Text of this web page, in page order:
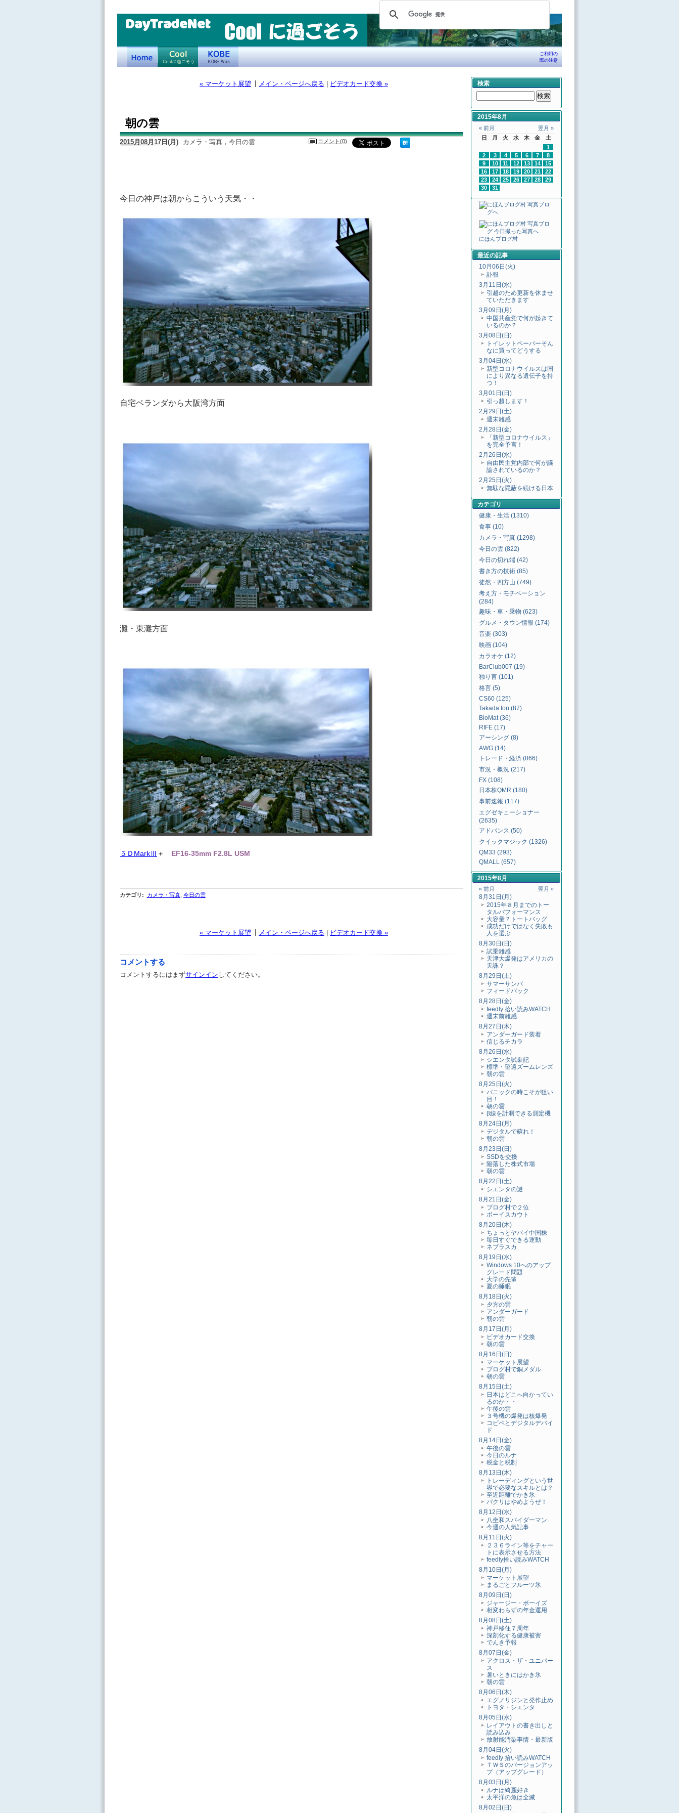
DayTradeNet
ご利用の
際の注意
« マーケット展望 メイン・ページへ戻る ビデオカード交換 »
朝の雲
2015月08月17日(月) カメラ・写真，今日の雲 コメント(0)
今日の神戸は朝からこういう天気・・
自宅ベランダから大阪湾方面
灘・東灘方面
５ＤMarkⅢ ＋ EF16-35mm F2.8L USM
カテゴリ : カメラ・写真, 今日の雲
« マーケット展望 | メイン・ページへ戻る | ビデオカード交換 »
コメントする
コメントするにはまずサインイン してください。
検索
2015年8月
« 前月
翌月 »
日
月 火 水 木 金
土
1
2
3 4 5 6 7
8
9
10 11 12 13 14
15
16
17 18 19 20 21
22
23
24 25 26 27 28
29
30
31
にほんブログ村
最近の記事
10月06日(火)
訃報
3月11日(水)
引越のため更新を休ませ
ていただきます
3月09日(月)
中国共産党で何が起きて
いるのか？
3月08日(日)
トイレットペーパーそん
なに買ってどうする
3月04日(水)
新型コロナウイルスは国
により異なる遺伝子を持
つ！
3月01日(日)
引っ越します！
2月29日(土)
週末雑感
2月28日(金)
「新型コロナウイルス」
を完全予言！
2月26日(水)
自由民主党内部で何が議
論されているのか？
2月25日(火)
無駄な隠蔽を続ける日本
カテゴリ
健康・生活 (1310)
食事 (10)
カメラ・写真 (1298)
今日の雲 (822)
今日の切れ端 (42)
書き方の技術 (85)
徒然・四方山 (749)
考え方・モチベーション
(284)
趣味・車・乗物 (623)
グルメ・タウン情報 (174)
音楽 (303)
映画 (104)
カラオケ (12)
BarClub007 (19)
独り言 (101)
格言 (5)
CS60 (125)
Takada Ion (87)
BioMat (36)
RIFE (17)
アーシング (8)
AWG (14)
トレード・経済 (866)
市況・概況 (217)
FX (108)
日本株QMR (180)
事前速報 (117)
エグゼキューショナー
(2635)
アドバンス (50)
クイックマジック (1326)
QM33 (293)
QMALL (657)
2015年8月
« 前月 翌月 »
8月31日(月)
2015年８月までのトー
タルパフォーマンス
大容量？トートバッグ
成功だけではなく失敗も
人を選ぶ
8月30日(日)
試乗雑感
天津大爆発はアメリカの
天誅？
8月29日(土)
サマーサンバ
フィードバック
8月28日(金)
feedly 拾い読みWATCH
週末前雑感
8月27日(木)
アンダーガード装着
信じるチカラ
8月26日(水)
シエンタ試乗記
標準・望遠ズームレンズ
朝の雲
8月25日(火)
パニックの時こそが狙い
目！
朝の雲
β線を計測できる測定機
8月24日(月)
デジタルで蘇れ！
朝の雲
8月23日(日)
SSDを交換
陥落した株式市場
朝の雲
8月22日(土)
シエンタの謎
8月21日(金)
ブログ村で２位
ボーイスカウト
8月20日(木)
ちょっとヤバイ中国株
毎日すぐできる運動
ネブラスカ
8月19日(水)
Windows 10へのアップ
グレード問題
大学の先輩
夏の睡眠
8月18日(火)
夕方の雲
アンダーガード
朝の雲
8月17日(月)
ビデオカード交換
朝の雲
8月16日(日)
マーケット展望
ブログ村で銅メダル
朝の雲
8月15日(土)
日本はどこへ向かってい
るのか・・
午後の雲
３号機の爆発は核爆発
コピペとデジタルデバイ
ド
8月14日(金)
午後の雲
今日のルナ
税金と税制
8月13日(木)
トレーディングという世
界で必要なスキルとは？
至近距離でかき氷
パクリはやめようぜ！
8月12日(水)
八坐和スパイダーマン
今週の人気記事
8月11日(火)
２３６ライン等をチャー
トに表示させる方法
feedly拾い読みWATCH
8月10日(月)
マーケット展望
まるごとフルーツ氷
8月09日(日)
ジャージー・ボーイズ
相変わらずの年金運用
8月08日(土)
神戸移住７周年
深刻化する健康被害
でんき予報
8月07日(金)
アクロス・ザ・ユニバー
ス
暑いときにはかき氷
朝の雲
8月06日(木)
エグノリジンと発作止め
トヨタ・シエンタ
8月05日(水)
レイアウトの書き出しと
読み込み
放射能汚染事情・最新版
8月04日(火)
feedly 拾い読みWATCH
ＴＷＳのバージョンアッ
プ（アップグレード）
8月03日(月)
ルナは綺麗好き
太平洋の魚は全滅
8月02日(日)